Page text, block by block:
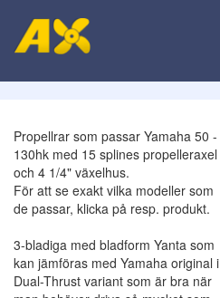
Propellrar som passar Yamaha 50 -
130hk med 15 splines propelleraxel
och 4 1/4" växelhus.
För att se exakt vilka modeller som
de passar, klicka på resp. produkt.
3-bladiga med bladform Yanta som
kan jämföras med Yamaha original i
Dual-Thrust variant som är bra när